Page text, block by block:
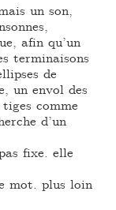
un son,
afin qu’un
terminaisons
de
un envol des
tiges comme
d’un
fixe. elle
mot. plus loin